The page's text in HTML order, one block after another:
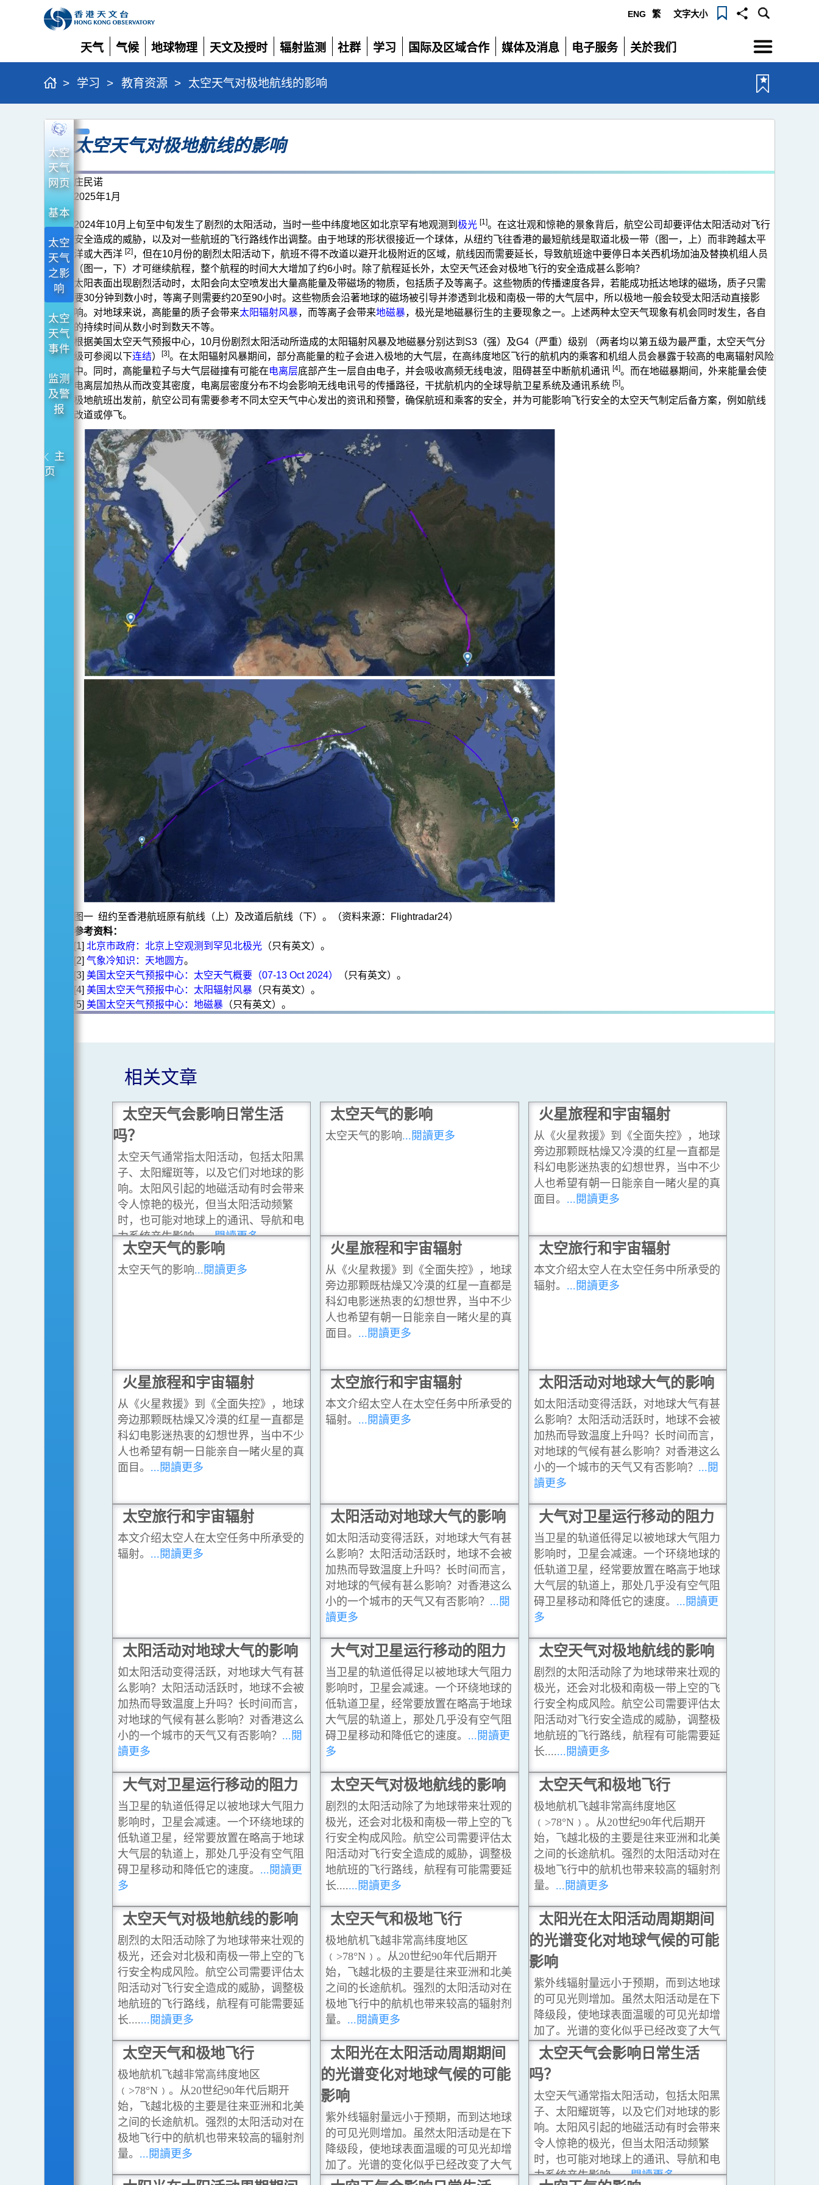
ENG 繁 文字大小
天气
展
开
气候
展
开
地球物理
展
开
天文及授时
展
开
辐射监测
展
开
社群
展
学习
展
国际及区域合作
展
媒体及消息
展
电子服务
展
关於我们
展
选
单
> 学习 > 教育资源 > 太空天气对极地航线的影响
太
空
天
气
对
极
地
航
线
的
影
响
太空
天气
网页
基本
太空
天气
之影
响
太空
天气
事件
监测
及警
报
主
页
太空天气对极地航线的影响
庄民诺
2025年1月
2024年10月上旬至中旬发生了剧烈的太阳活动，当时一些中纬度地区如北京罕有地观测到 极光 [1]。在这壮观和惊艳的景象背后，航空公司却要评估太阳活动对飞行
安全造成的威胁，以及对一些航班的飞行路线作出调整。由于地球的形状很接近一个球体，从纽约飞往香港的最短航线是取道北极一带（图一，上）而非跨越太平
洋或大西洋 [2]，但在10月份的剧烈太阳活动下，航班不得不改道以避开北极附近的区域，航线因而需要延长，导致航班途中要停日本关西机场加油及替换机组人员
（图一，下）才可继续航程，整个航程的时间大大增加了约6小时。除了航程延长外，太空天气还会对极地飞行的安全造成甚么影响？
太阳表面出现剧烈活动时，太阳会向太空喷发出大量高能量及带磁场的物质，包括质子及等离子。这些物质的传播速度各异，若能成功抵达地球的磁场，质子只需
要30分钟到数小时，等离子则需要约20至90小时。这些物质会沿著地球的磁场被引导并渗透到北极和南极一带的大气层中，所以极地一般会较受太阳活动直接影
响。对地球来说，高能量的质子会带来太阳辐射风暴，而等离子会带来地磁暴，极光是地磁暴衍生的主要现象之一。上述两种太空天气现象有机会同时发生，各自
的持续时间从数小时到数天不等。
根据美国太空天气预报中心，10月份剧烈太阳活动所造成的太阳辐射风暴及地磁暴分别达到S3（强）及G4（严重）级别 （两者均以第五级为最严重，太空天气分
级可参阅以下连结） [3]。在太阳辐射风暴期间，部分高能量的粒子会进入极地的大气层，在高纬度地区飞行的航机内的乘客和机组人员会暴露于较高的电离辐射风险
中。同时，高能量粒子与大气层碰撞有可能在电离层底部产生一层自由电子，并会吸收高频无线电波，阻碍甚至中断航机通讯 [4]。而在地磁暴期间，外来能量会使
电离层加热从而改变其密度，电离层密度分布不均会影响无线电讯号的传播路径，干扰航机内的全球导航卫星系统及通讯系统 [5]。
极地航班出发前，航空公司有需要参考不同太空天气中心发出的资讯和预警，确保航班和乘客的安全，并为可能影响飞行安全的太空天气制定后备方案，例如航线
改道或停飞。
图一 纽约至香港航班原有航线（上）及改道后航线（下）。（资料来源：Flightradar24）
参考资料：
[1] 北京市政府：北京上空观测到罕见北极光（只有英文）。
[2] 气象冷知识：天地圆方。
[3] 美国太空天气预报中心：太空天气概要（07-13 Oct 2024）
（只有英文）。
[4] 美国太空天气预报中心：太阳辐射风暴（只有英文）。
[5] 美国太空天气预报中心：地磁暴（只有英文）。
相关文章
太空天气会影响日常生活
吗？
太空天气通常指太阳活动，包括太阳黑
子、太阳耀斑等，以及它们对地球的影
响。太阳风引起的地磁活动有时会带来
令人惊艳的极光，但当太阳活动频繁
时，也可能对地球上的通讯、导航和电
力系统产生影响。...閱讀更多
太空天气的影响
太空天气的影响...閱讀更多
火星旅程和宇宙辐射
从《火星救援》到《全面失控》，地球
旁边那颗既枯燥又冷漠的红星一直都是
科幻电影迷热衷的幻想世界，当中不少
人也希望有朝一日能亲自一睹火星的真
面目。 ...閱讀更多
太空天气的影响
太空天气的影响...閱讀更多
火星旅程和宇宙辐射
从《火星救援》到《全面失控》，地球
旁边那颗既枯燥又冷漠的红星一直都是
科幻电影迷热衷的幻想世界，当中不少
人也希望有朝一日能亲自一睹火星的真
面目。 ...閱讀更多
太空旅行和宇宙辐射
本文介绍太空人在太空任务中所承受的
辐射。 ...閱讀更多
火星旅程和宇宙辐射
从《火星救援》到《全面失控》，地球
旁边那颗既枯燥又冷漠的红星一直都是
科幻电影迷热衷的幻想世界，当中不少
人也希望有朝一日能亲自一睹火星的真
面目。 ...閱讀更多
太空旅行和宇宙辐射
本文介绍太空人在太空任务中所承受的
辐射。 ...閱讀更多
太阳活动对地球大气的影响
如太阳活动变得活跃，对地球大气有甚
么影响？太阳活动活跃时，地球不会被
加热而导致温度上升吗？长时间而言，
对地球的气候有甚么影响？对香港这么
小的一个城市的天气又有否影响？ ...閱
讀更多
太空旅行和宇宙辐射
本文介绍太空人在太空任务中所承受的
辐射。 ...閱讀更多
太阳活动对地球大气的影响
如太阳活动变得活跃，对地球大气有甚
么影响？太阳活动活跃时，地球不会被
加热而导致温度上升吗？长时间而言，
对地球的气候有甚么影响？对香港这么
小的一个城市的天气又有否影响？ ...閱
讀更多
大气对卫星运行移动的阻力
当卫星的轨道低得足以被地球大气阻力
影响时，卫星会减速。一个环绕地球的
低轨道卫星，经常要放置在略高于地球
大气层的轨道上，那处几乎没有空气阻
碍卫星移动和降低它的速度。 ...閱讀更
多
太阳活动对地球大气的影响
如太阳活动变得活跃，对地球大气有甚
么影响？太阳活动活跃时，地球不会被
加热而导致温度上升吗？长时间而言，
对地球的气候有甚么影响？对香港这么
小的一个城市的天气又有否影响？ ...閱
讀更多
大气对卫星运行移动的阻力
当卫星的轨道低得足以被地球大气阻力
影响时，卫星会减速。一个环绕地球的
低轨道卫星，经常要放置在略高于地球
大气层的轨道上，那处几乎没有空气阻
碍卫星移动和降低它的速度。 ...閱讀更
多
太空天气对极地航线的影响
剧烈的太阳活动除了为地球带来壮观的
极光，还会对北极和南极一带上空的飞
行安全构成风险。航空公司需要评估太
阳活动对飞行安全造成的威胁，调整极
地航班的飞行路线，航程有可能需要延
长.......閱讀更多
大气对卫星运行移动的阻力
当卫星的轨道低得足以被地球大气阻力
影响时，卫星会减速。一个环绕地球的
低轨道卫星，经常要放置在略高于地球
大气层的轨道上，那处几乎没有空气阻
碍卫星移动和降低它的速度。 ...閱讀更
多
太空天气对极地航线的影响
剧烈的太阳活动除了为地球带来壮观的
极光，还会对北极和南极一带上空的飞
行安全构成风险。航空公司需要评估太
阳活动对飞行安全造成的威胁，调整极
地航班的飞行路线，航程有可能需要延
长.......閱讀更多
太空天气和极地飞行
极地航机飞越非常高纬度地区
﹙>78°N﹚。从20世纪90年代后期开
始，飞越北极的主要是往来亚洲和北美
之间的长途航机。强烈的太阳活动对在
极地飞行中的航机也带来较高的辐射剂
量。 ...閱讀更多
太空天气对极地航线的影响
剧烈的太阳活动除了为地球带来壮观的
极光，还会对北极和南极一带上空的飞
行安全构成风险。航空公司需要评估太
阳活动对飞行安全造成的威胁，调整极
地航班的飞行路线，航程有可能需要延
长.......閱讀更多
太空天气和极地飞行
极地航机飞越非常高纬度地区
﹙>78°N﹚。从20世纪90年代后期开
始，飞越北极的主要是往来亚洲和北美
之间的长途航机。强烈的太阳活动对在
极地飞行中的航机也带来较高的辐射剂
量。 ...閱讀更多
太阳光在太阳活动周期期间
的光谱变化对地球气候的可能
影响
紫外线辐射量远小于预期，而到达地球
的可见光则增加。虽然太阳活动是在下
降级段，使地球表面温暖的可见光却增
加了。光谱的变化似乎已经改变了大气
层内的臭氧分布。他们指出在2004-
2007年期间，在海拔约45公里高空以下
的平流层﹙也叫同温层﹚臭氧浓度减少
了，而在此高度之上的大气臭氧浓度则
增加。...閱讀更多
太空天气和极地飞行
极地航机飞越非常高纬度地区
﹙>78°N﹚。从20世纪90年代后期开
始，飞越北极的主要是往来亚洲和北美
之间的长途航机。强烈的太阳活动对在
极地飞行中的航机也带来较高的辐射剂
量。 ...閱讀更多
太阳光在太阳活动周期期间
的光谱变化对地球气候的可能
影响
紫外线辐射量远小于预期，而到达地球
的可见光则增加。虽然太阳活动是在下
降级段，使地球表面温暖的可见光却增
加了。光谱的变化似乎已经改变了大气
层内的臭氧分布。他们指出在2004-
太空天气会影响日常生活
吗？
太空天气通常指太阳活动，包括太阳黑
子、太阳耀斑等，以及它们对地球的影
响。太阳风引起的地磁活动有时会带来
令人惊艳的极光，但当太阳活动频繁
时，也可能对地球上的通讯、导航和电
力系统产生影响。...閱讀更多